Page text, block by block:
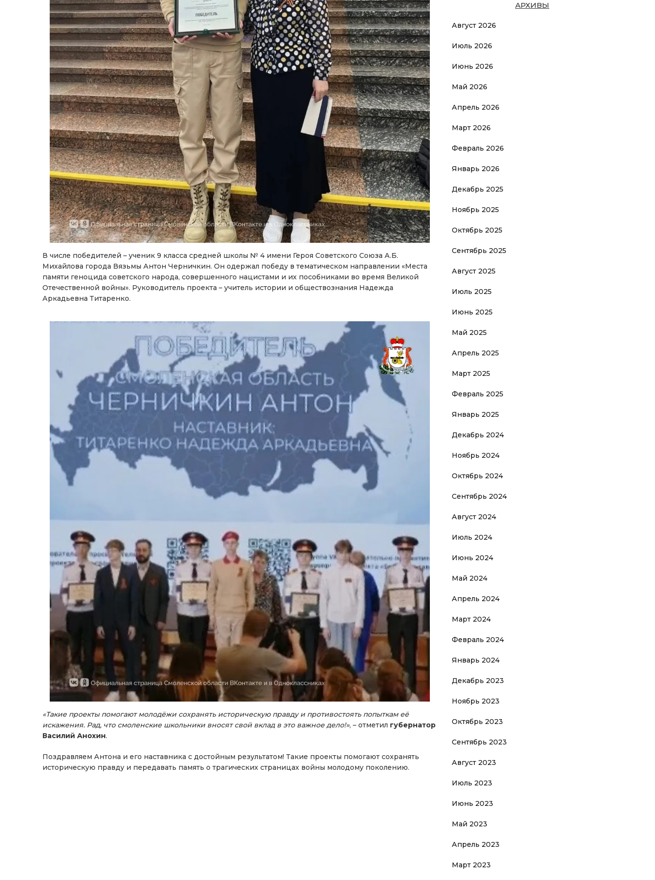
В числе победителей – ученик 9 класса средней школы № 4 имени Героя Советского Союза А.Б.
Михайлова города Вязьмы Антон Черничкин. Он одержал победу в тематическом направлении «Места
памяти геноцида советского народа, совершенного нацистами и их пособниками во время Великой
Отечественной войны». Руководитель проекта – учитель истории и обществознания Надежда
Аркадьевна Титаренко.
«Такие проекты помогают молодёжи сохранять историческую правду и противостоять попыткам её
искажения. Рад, что смоленские школьники вносят свой вклад в это важное дело!», – отметил губернатор
Василий Анохин.
Поздравляем Антона и его наставника с достойным результатом! Такие проекты помогают сохранять
историческую правду и передавать память о трагических страницах войны молодому поколению.
АРХИВЫ
Август 2026
Июль 2026
Июнь 2026
Май 2026
Апрель 2026
Март 2026
Февраль 2026
Январь 2026
Декабрь 2025
Ноябрь 2025
Октябрь 2025
Сентябрь 2025
Август 2025
Июль 2025
Июнь 2025
Май 2025
Апрель 2025
Март 2025
Февраль 2025
Январь 2025
Декабрь 2024
Ноябрь 2024
Октябрь 2024
Сентябрь 2024
Август 2024
Июль 2024
Июнь 2024
Май 2024
Апрель 2024
Март 2024
Февраль 2024
Январь 2024
Декабрь 2023
Ноябрь 2023
Октябрь 2023
Сентябрь 2023
Август 2023
Июль 2023
Июнь 2023
Май 2023
Апрель 2023
Март 2023